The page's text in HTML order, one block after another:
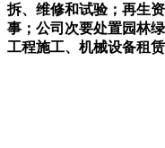
拆、维修和试验；再生
事；公司次要处置园林
工程施工、机械设备租